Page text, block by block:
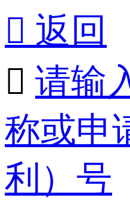
 返回
 请输
称或申
利）号